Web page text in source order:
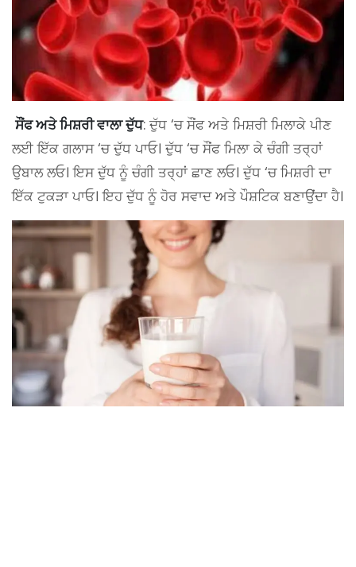
ਸੌਂਫ ਅਤੇ ਮਿਸ਼ਰੀ ਵਾਲਾ ਦੁੱਧ: ਦੁੱਧ ‘ਚ ਸੌਂਫ ਅਤੇ ਮਿਸ਼ਰੀ ਮਿਲਾਕੇ ਪੀਣ
ਲਈ ਇੱਕ ਗਲਾਸ ‘ਚ ਦੁੱਧ ਪਾਓ। ਦੁੱਧ ‘ਚ ਸੌਂਫ ਮਿਲਾ ਕੇ ਚੰਗੀ ਤਰ੍ਹਾਂ
ਉਬਾਲ ਲਓ। ਇਸ ਦੁੱਧ ਨੂੰ ਚੰਗੀ ਤਰ੍ਹਾਂ ਛਾਣ ਲਓ। ਦੁੱਧ ‘ਚ ਮਿਸ਼ਰੀ ਦਾ
ਇੱਕ ਟੁਕੜਾ ਪਾਓ। ਇਹ ਦੁੱਧ ਨੂੰ ਹੋਰ ਸਵਾਦ ਅਤੇ ਪੌਸ਼ਟਿਕ ਬਣਾਉਂਦਾ ਹੈ।